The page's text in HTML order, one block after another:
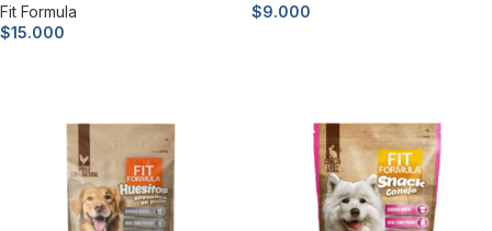
Fit Formula
$15.000
$9.000